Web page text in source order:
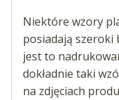
Niektóre wzory
posiadają szeroki
jest to
dokładnie taki
na zdjęciach